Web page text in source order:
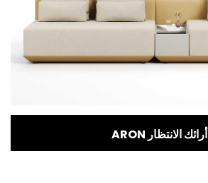
ARON أرائك الانتظار